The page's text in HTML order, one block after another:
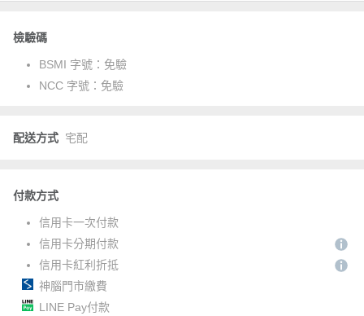
檢驗碼
BSMI 字號： 免驗
NCC 字號： 免驗
配送方式 宅配
付款方式
信用卡一次付款
信用卡分期付款
信用卡紅利折抵
神腦門市繳費
LINE Pay付款